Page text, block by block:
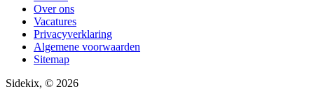
Over ons
Vacatures
Privacyverklaring
Algemene voorwaarden
Sitemap
Sidekix, © 2026